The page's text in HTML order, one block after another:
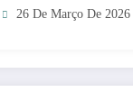
26 De Março De 2026